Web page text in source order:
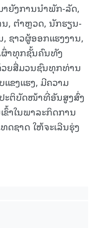
າຍັງການນຳພັກ-ລັດ,
, ຕໍາຫຼວດ, ນັກຮຽນ-
ຊາວຜູ້ອອກແຮງງານ,
ຜົ່າທຸກຊັ້ນຄົນທັງ
ວຍສື່ມວນຊົນທຸກທ່ານ
ຂງແຮງ, ມີຄວາມ
ະຕິບັດໜ້າທີ່ອັນສູງສົ່ງ
າໃນພາລະກິດການ
ດຊາດ ໃຫ້ຈະເລີນຮຸ່ງ